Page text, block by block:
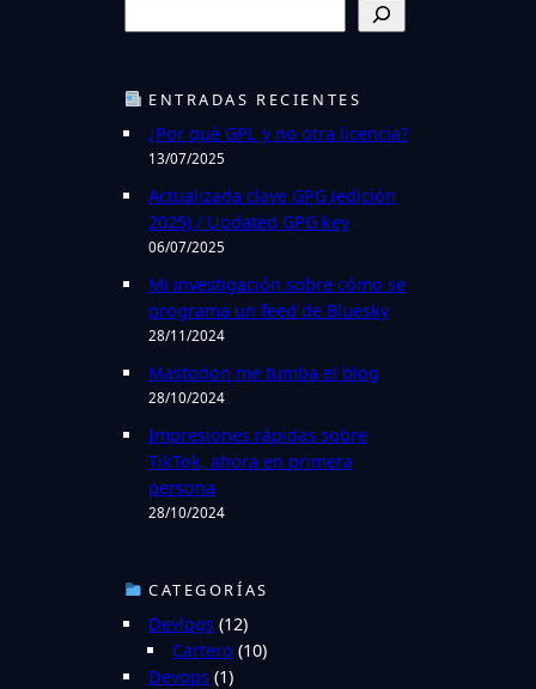
u
c
a
r
ENTRADAS RECIENTES
¿Por qué GPL y no otra licencia?
13/07/2025
Actualizada clave GPG (edición
2025) / Updated GPG key
06/07/2025
Mi investigación sobre cómo se
programa un feed de Bluesky
28/11/2024
Mastodon me tumba el blog
28/10/2024
Impresiones rápidas sobre
TikTok, ahora en primera
persona
28/10/2024
CATEGORÍAS
Devlogs (12)
Cartero (10)
Devops (1)